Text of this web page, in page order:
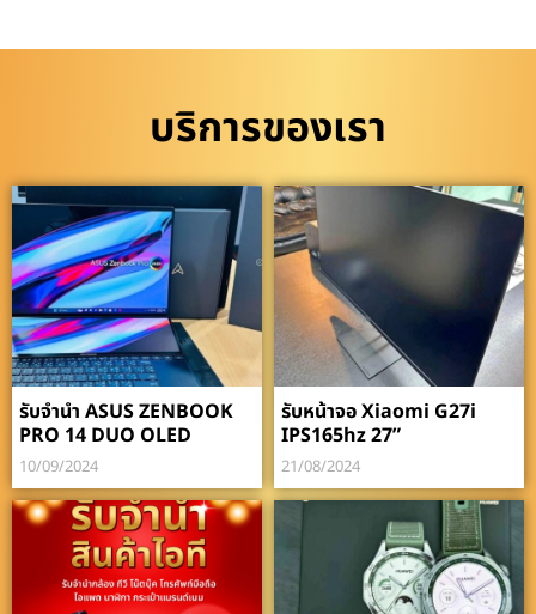
บริการของเรา
รับจำนำ ASUS ZENBOOK
PRO 14 DUO OLED
10/09/2024
รับหน้าจอ Xiaomi G27i
IPS165hz 27”
21/08/2024